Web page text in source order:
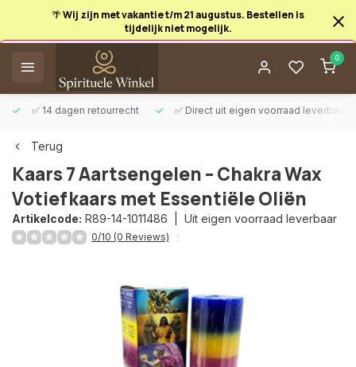
🌴 Wij zijn met vakantie t/m 21 augustus. Bestellen is
tijdelijk niet mogelijk.
0
✅ 14 dagen retourrecht ✅ Direct uit eigen voorraad leverbaar
Afrekenen is uitgeschakeld.
Terug
Kaars 7 Aartsengelen – Chakra Wax
Votiefkaars met Essentiële Oliën
Artikelcode: R89-14-1011486 | Uit eigen voorraad leverbaar
0/10 (0 Reviews)